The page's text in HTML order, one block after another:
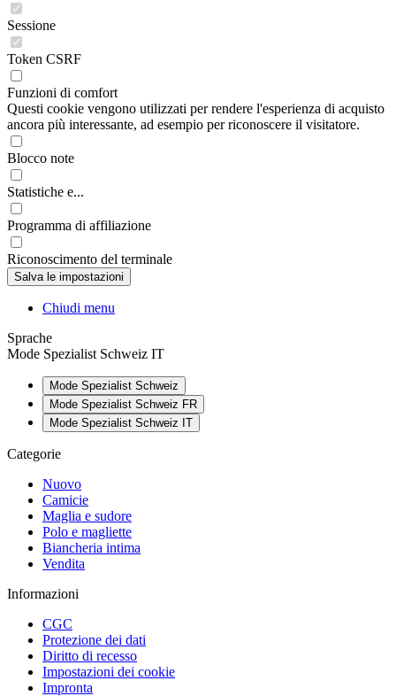
Sessione
Token CSRF
Funzioni di comfort
Questi cookie vengono utilizzati per rendere l'esperienza di acquisto
ancora più interessante, ad esempio per riconoscere il visitatore.
Blocco note
Statistiche e...
Programma di affiliazione
Riconoscimento del terminale
Chiudi menu
Sprache
Mode Spezialist Schweiz IT
Mode Spezialist Schweiz
Mode Spezialist Schweiz FR
Mode Spezialist Schweiz IT
Categorie
Nuovo
Camicie
Maglia e sudore
Polo e magliette
Biancheria intima
Vendita
Informazioni
CGC
Protezione dei dati
Diritto di recesso
Impostazioni dei cookie
Impronta